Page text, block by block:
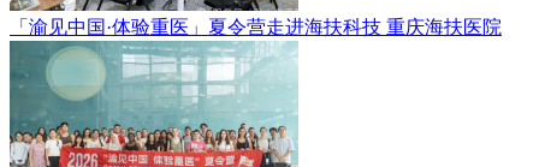
「渝见中国·体验重医」夏令营走进海扶科技 重庆海扶医院